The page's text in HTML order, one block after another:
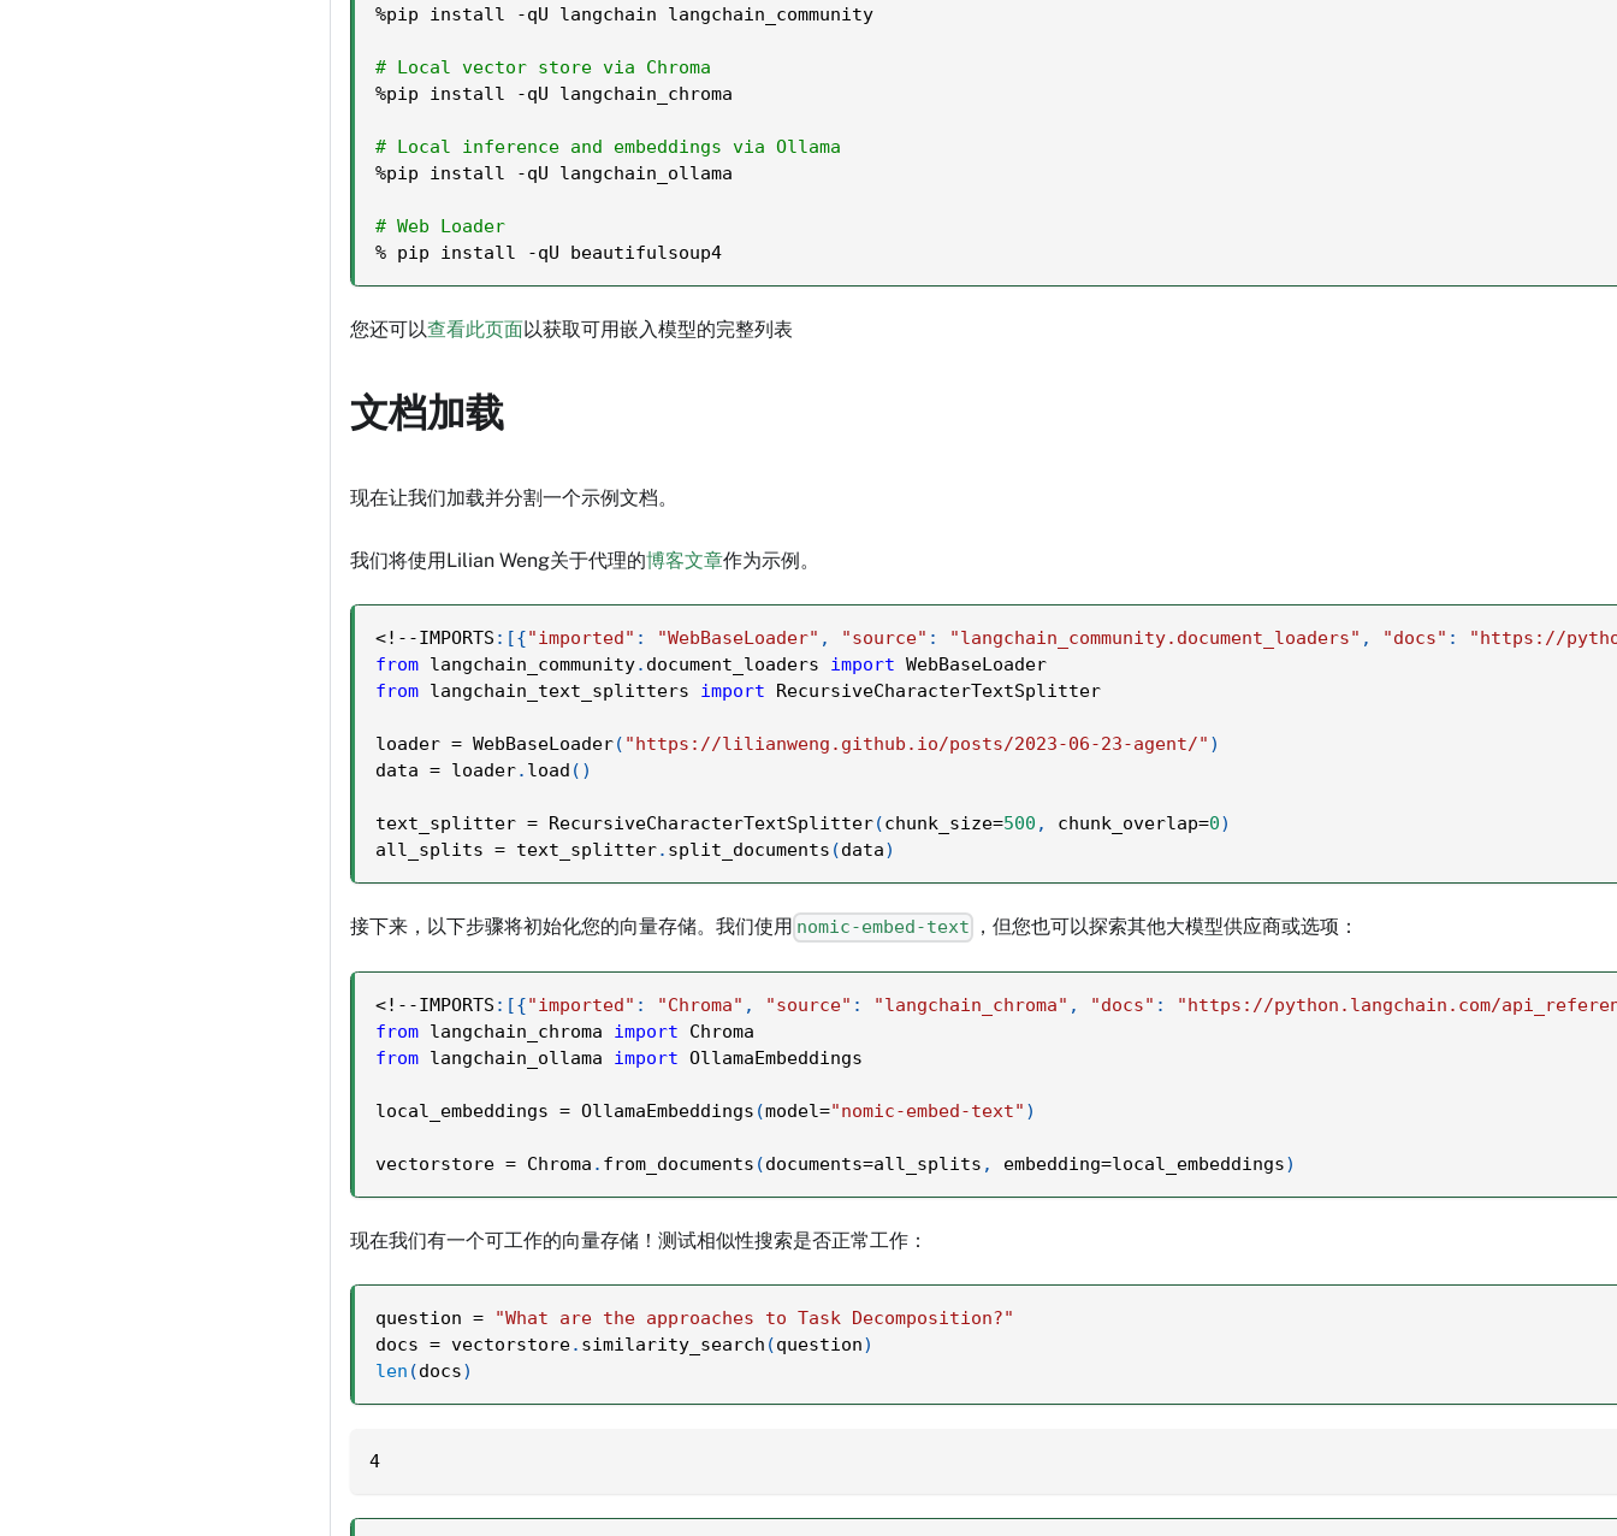
%pip install -qU langchain langchain_community
# Local vector store via Chroma
%pip install -qU langchain_chroma
# Local inference and embeddings via Ollama
%pip install -qU langchain_ollama
# Web Loader
% pip install -qU beautifulsoup4
您还可以查看此页面以获取可用嵌入模型的完整列表
文档加载
现在让我们加载并分割一个示例文档。
我们将使用Lilian Weng关于代理的博客文章作为示例。
<! - -IMPORTS : [{"imported" : "WebBaseLoader" , "source" : "langchain_community.document_loaders" , "docs" :
"https://
from langchain_community. document_loaders import WebBaseLoader
from langchain_text_splitters import RecursiveCharacterTextSplitter
loader = WebBaseLoader( "https://lilianweng.github.io/posts/2023-06-23-agent/" )
data = loader. load ( )
text_splitter = RecursiveCharacterTextSplitter(chunk_size=500 , chunk_overlap=0)
all_splits = text_splitter. split_documents (data)
接下来，以下步骤将初始化您的向量存储。我们使用 nomic-embed-text ，但您也可以探索其他大模型供应商或选项：
<! - -IMPORTS : [{"imported" : "Chroma" , "source" : "langchain_chroma" , "docs" :
"https://python.langchain.com/
from langchain_chroma import Chroma
from langchain_ollama import OllamaEmbeddings
local_embeddings = OllamaEmbeddings (model="nomic-embed-text" )
vectorstore = Chroma . from_documents (documents=all_splits , embedding=local_embeddings)
现在我们有一个可工作的向量存储！测试相似性搜索是否正常工作：
question =
"What are the approaches to Task Decomposition?"
docs = vectorstore. similarity_search (question)
len (docs)
4